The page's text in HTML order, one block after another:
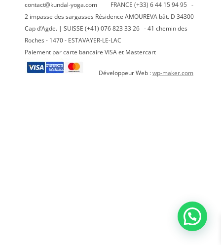
contact@kundal-yoga.com FRANCE (+33) 6 44 15 94 95 -
2 impasse des sargasses Résidence AMOUREVA bât. D 34300
Cap d’Agde. | SUISSE (+41) 076 823 33 26 - 41 chemin des
Roches - 1470 - ESTAVAYER-LE-LAC
Paiement par carte bancaire VISA et Mastercart
Développeur Web :wp-maker.com